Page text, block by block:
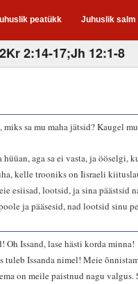
peatükk Juhuslik salm
2:14-17;Jh 12:1-8
sa mu maha jätsid? Kaugel
aga sa ei vasta, ja ööselgi,
kelle trooniks on Iisraeli
esiisad, lootsid, ja sina päästsid
ja pääsesid, nad lootsid sinu
Oh Issand, lase hästi korda minna!
tuleb Issanda nimel! Meie
on meile paistnud nagu